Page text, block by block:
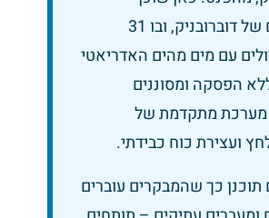
האקווריום של דוברובניק, ובו 31
עם מים מהים האדריאטי
הפסקה ומסוננים
מערכת מתקדמת של
ועצירת כוח כבידתי.
תוכנן כך שהמבקרים עוברים